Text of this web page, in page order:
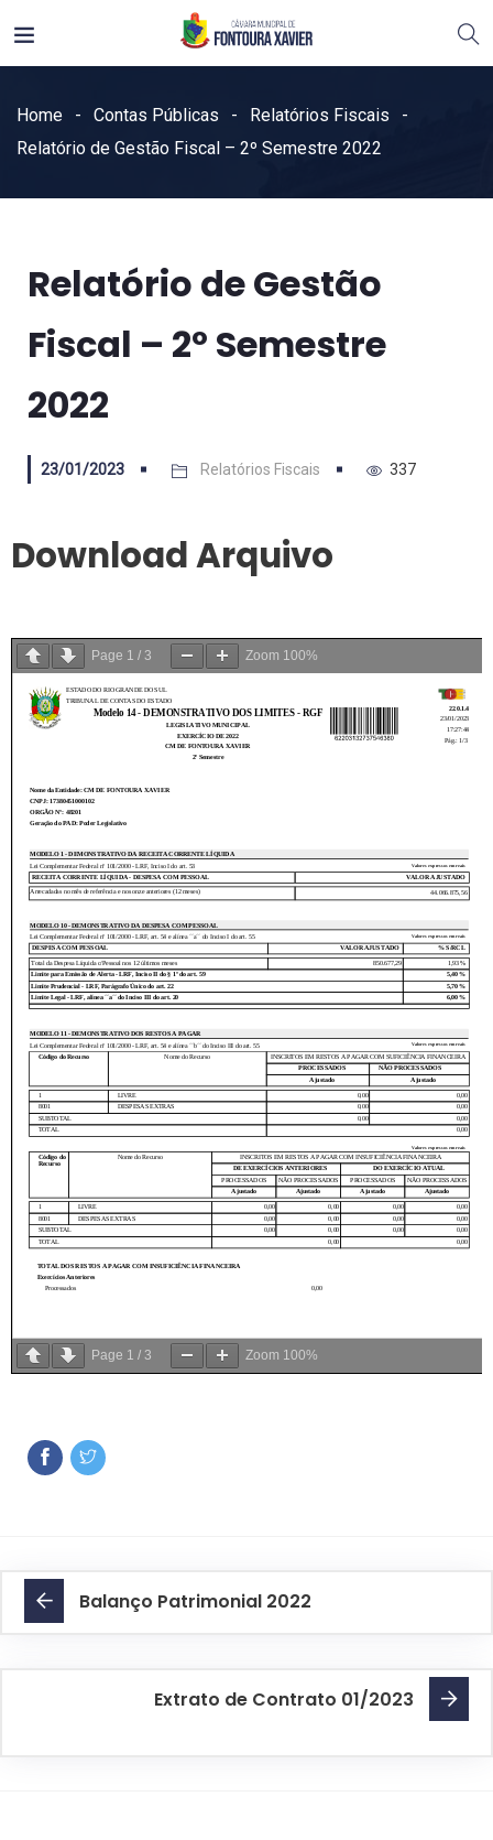
Home Contas Públicas
Relatórios Fiscais
Relatório de Gestão Fiscal – 2º Semestre 2022
Relatório de Gestão
Fiscal – 2º Semestre
2022
23/01/2023 Relatórios Fiscais 337
Download Arquivo
Page 1 / 3 Zoom 100%
Page 1 / 3 Zoom 100%
Balanço Patrimonial 2022
Extrato de Contrato 01/2023